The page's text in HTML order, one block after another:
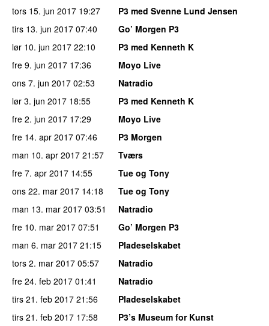
tors 15. jun 2017 19:27
P3 med Svenne Lund Jensen
tirs 13. jun 2017 07:40
Go’ Morgen P3
lør 10. jun 2017 22:10
P3 med Kenneth K
fre 9. jun 2017 17:36
Moyo Live
ons 7. jun 2017 02:53
Natradio
lør 3. jun 2017 18:55
P3 med Kenneth K
fre 2. jun 2017 17:29
Moyo Live
fre 14. apr 2017 07:46
P3 Morgen
man 10. apr 2017 21:57
Tværs
fre 7. apr 2017 14:55
Tue og Tony
ons 22. mar 2017 14:18
Tue og Tony
man 13. mar 2017 03:51
Natradio
fre 10. mar 2017 07:51
Go’ Morgen P3
man 6. mar 2017 21:15
Pladeselskabet
tors 2. mar 2017 05:57
Natradio
fre 24. feb 2017 01:41
Natradio
tirs 21. feb 2017 21:56
Pladeselskabet
tirs 21. feb 2017 17:58 P3’s Museum for Kunst